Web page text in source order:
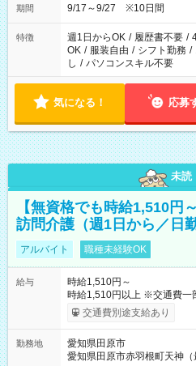
安全面に配慮しこまめな休憩
期間 9/17～9/27 ※10日間
特徴 週1日からOK / 履歴書不要 /
OK / 服装自由 / シフト勤務 /
し / パソコンスキル不要
気になる！ 応募
未読
【無資格でも時給1,510円
訪問介護（週1日から／日
アルバイト 職種未経験OK
給与
時給1,510円～
時給1,510円以上 ※交通費一
考慮して決定します 【収入例】 週1回勤務の場合：1,510円×8時
間×4回=4万8,320円 週3回勤務の場合：1,510円×8時間×12回
1,600円 【試用期間】試用期間あり 試用期間の長さ：2ヶ月
※ 雇用形態と給与に、本採用
交通費別途支給あり
勤務地
愛知県田原市
愛知県田原市赤羽根町天神（